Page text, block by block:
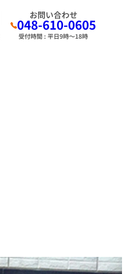
お問い合わせ
048-610-0605
受付時間 : 平日9時～18時